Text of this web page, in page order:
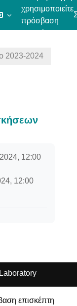
χρησιμοποιείτε
πρόσβαση
επισκέπτη
2023-2024
12:00
12:00
επισκέπτη